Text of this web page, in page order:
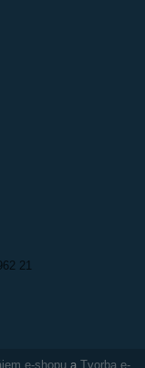
21
e-shopu a Tvorba e-